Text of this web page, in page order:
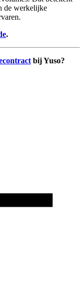
de werkelijke
.
bij Yuso?